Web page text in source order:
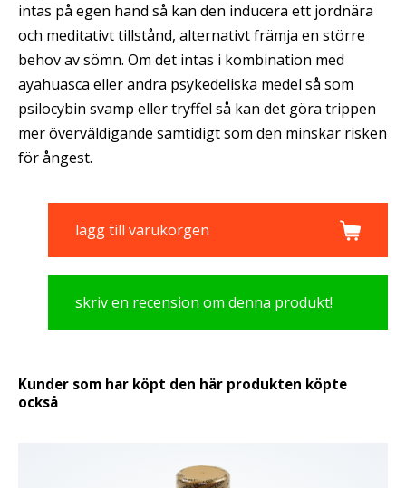
intas på egen hand så kan den inducera ett jordnära
och meditativt tillstånd, alternativt främja en större
behov av sömn. Om det intas i kombination med
ayahuasca eller andra psykedeliska medel så som
psilocybin svamp eller tryffel så kan det göra trippen
mer överväldigande samtidigt som den minskar risken
för ångest.
lägg till varukorgen
skriv en recension om denna produkt!
Kunder som har köpt den här produkten köpte
också